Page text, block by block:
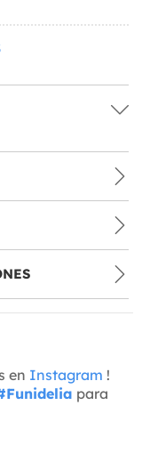
en Instagram !
para